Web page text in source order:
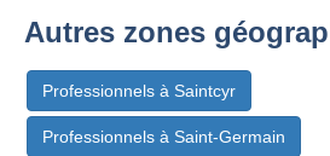
Autres zones
Professionnels à Saintcyr
Professionnels à Saint-Germain